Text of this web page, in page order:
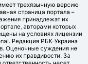
трехязычную версию
страница портала –
принадлежат их
авторами которых
на условиях лицензии
Редакция РБК-Украина
Оценочные суждения не
их правдивости. За